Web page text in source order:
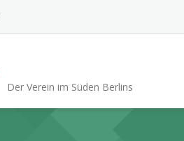
Der Verein im Süden Berlins